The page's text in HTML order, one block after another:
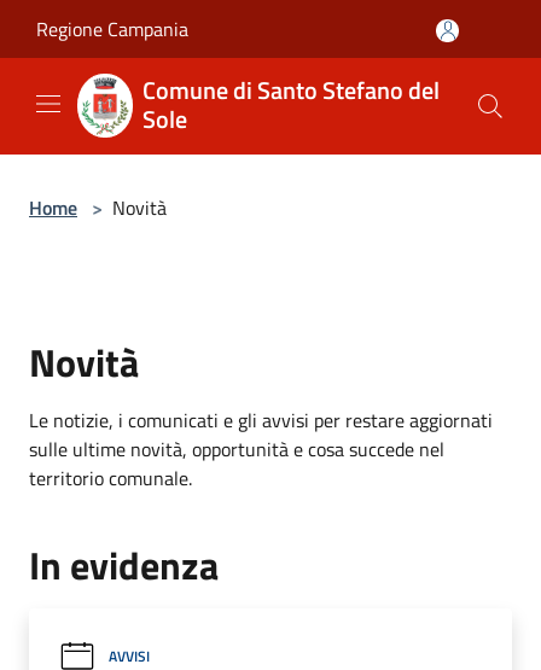
Regione Campania
Comune di Santo Stefano del
Sole
Home > Novità
Novità
Le notizie, i comunicati e gli avvisi per restare aggiornati
sulle ultime novità, opportunità e cosa succede nel
territorio comunale.
In evidenza
AVVISI